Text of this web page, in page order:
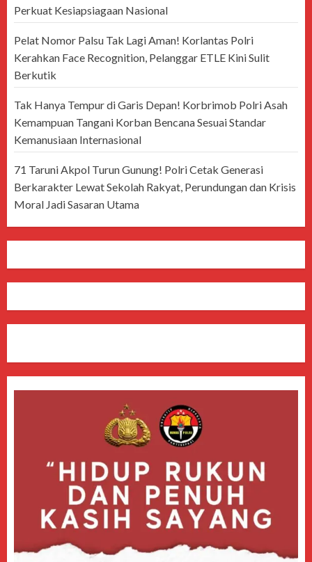
Perkuat Kesiapsiagaan Nasional
Pelat Nomor Palsu Tak Lagi Aman! Korlantas Polri
Kerahkan Face Recognition, Pelanggar ETLE Kini Sulit
Berkutik
Tak Hanya Tempur di Garis Depan! Korbrimob Polri Asah
Kemampuan Tangani Korban Bencana Sesuai Standar
Kemanusiaan Internasional
71 Taruni Akpol Turun Gunung! Polri Cetak Generasi
Berkarakter Lewat Sekolah Rakyat, Perundungan dan Krisis
Moral Jadi Sasaran Utama